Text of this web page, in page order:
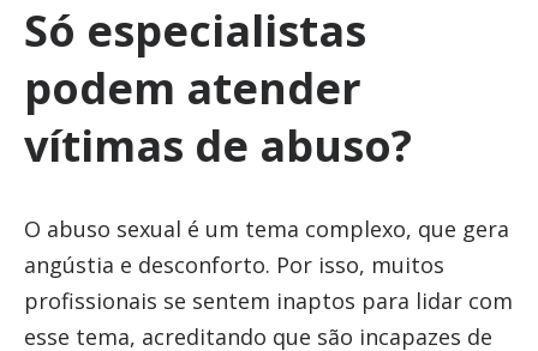
Só especialistas
podem atender
vítimas de abuso?
O abuso sexual é um tema complexo, que gera
angústia e desconforto. Por isso, muitos
profissionais se sentem inaptos para lidar com
esse tema, acreditando que são incapazes de